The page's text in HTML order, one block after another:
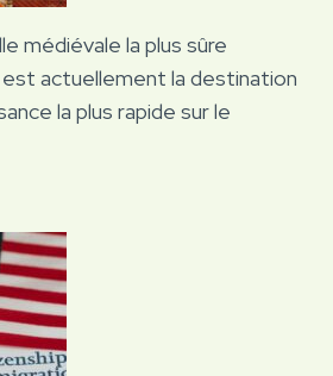
médiévale la plus sûre
est actuellement la destination
la plus rapide sur le